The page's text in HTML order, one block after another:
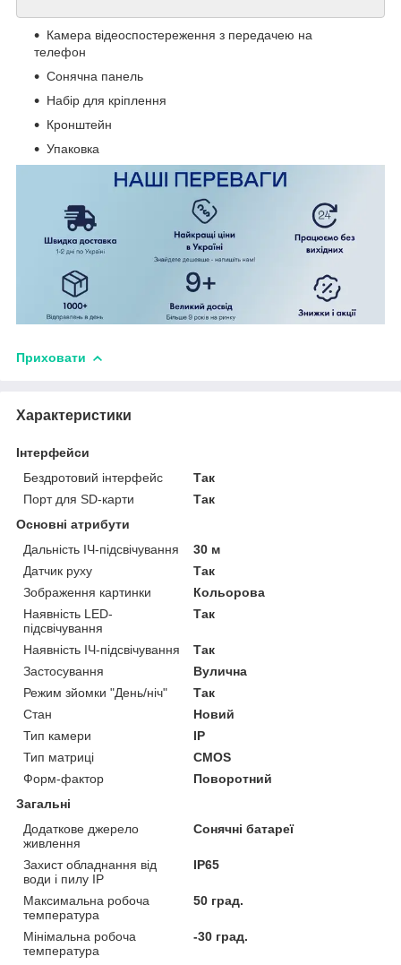
Камера відеоспостереження з передачею на
телефон
Сонячна панель
Набір для кріплення
Кронштейн
Упаковка
Приховати
Характеристики
Інтерфейси
Бездротовий інтерфейс
Так
Порт для SD-карти
Так
Основні атрибути
Дальність ІЧ-підсвічування
30 м
Датчик руху
Так
Зображення картинки
Кольорова
Наявність LED-
підсвічування
Так
Наявність ІЧ-підсвічування
Так
Застосування
Вулична
Режим зйомки "День/ніч"
Так
Стан
Новий
Тип камери
IP
Тип матриці
CMOS
Форм-фактор
Поворотний
Загальні
Додаткове джерело
живлення
Сонячні батареї
Захист обладнання від
води і пилу IP
IP65
Максимальна робоча
температура
50 град.
Мінімальна робоча
температура
-30 град.